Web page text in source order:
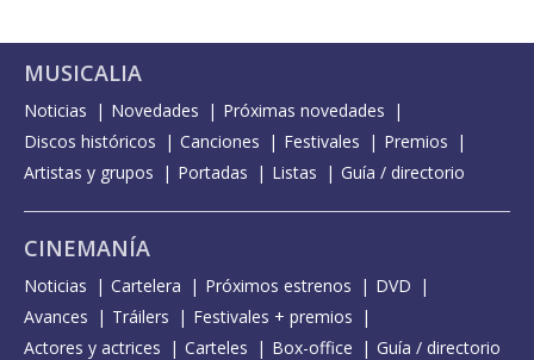
MUSICALIA
Noticias Novedades
Próximas novedades
Discos históricos
Canciones Festivales
Premios
Artistas y grupos
Portadas Listas Guía / directorio
CINEMANÍA
Noticias Cartelera Próximos estrenos
DVD
Avances
Tráilers
Festivales + premios
Actores y actrices
Carteles Box-office Guía / directorio